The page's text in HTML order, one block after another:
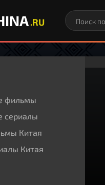
.RU
фильмы
сериалы
Китая
Китая